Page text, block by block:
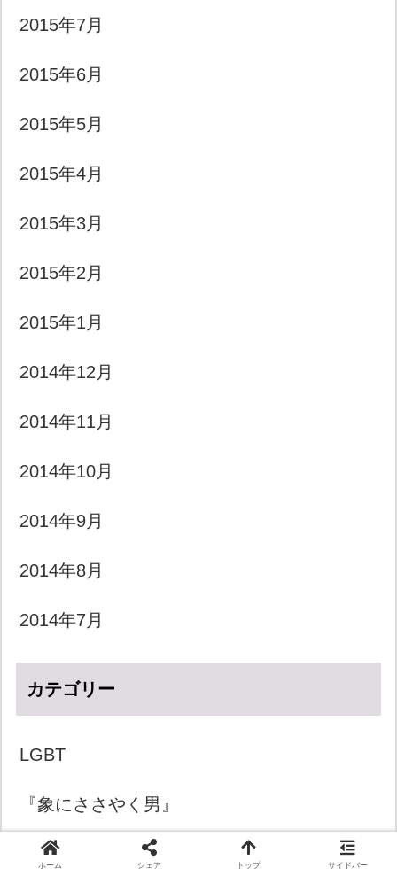
2015年7月
2015年6月
2015年5月
2015年4月
2015年3月
2015年2月
2015年1月
2014年12月
2014年11月
2014年10月
2014年9月
2014年8月
2014年7月
カテゴリー
LGBT
『象にささやく男』
きょうのダジャレ
ホーム シェア トップ サイドバー